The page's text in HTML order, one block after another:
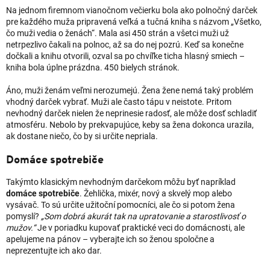
Na jednom firemnom vianočnom večierku bola ako polnočný darček
pre každého muža pripravená veľká a tučná kniha s názvom „Všetko,
čo muži vedia o ženách“. Mala asi 450 strán a všetci muži už
netrpezlivo čakali na polnoc, až sa do nej pozrú. Keď sa konečne
dočkali a knihu otvorili, ozval sa po chvíľke ticha hlasný smiech –
kniha bola úplne prázdna. 450 bielych stránok.
Áno, muži ženám veľmi nerozumejú. Žena žene nemá taký problém
vhodný darček vybrať. Muži ale často tápu v neistote. Pritom
nevhodný darček nielen že neprinesie radosť, ale môže dosť schladiť
atmosféru. Nebolo by prekvapujúce, keby sa žena dokonca urazila,
ak dostane niečo, čo by si určite nepriala.
Domáce spotrebiče
Takýmto klasickým nevhodným darčekom môžu byť napríklad
domáce spotrebiče. Žehlička, mixér, nový a skvelý mop alebo
vysávač. To sú určite užitoční pomocníci, ale čo si potom žena
pomyslí? „Som dobrá akurát tak na upratovanie a starostlivosť o
mužov.“Je v poriadku kupovať praktické veci do domácnosti, ale
apelujeme na pánov – vyberajte ich so ženou spoločne a
neprezentujte ich ako dar.